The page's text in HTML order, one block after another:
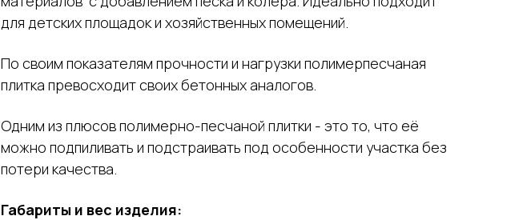
для детских площадок и хозяйственных помещений.
По своим показателям прочности и нагрузки полимерпесчаная
плитка превосходит своих бетонных аналогов.
Одним из плюсов полимерно-песчаной плитки - это то, что её
можно подпиливать и подстраивать под особенности участка без
потери качества.
Габариты и вес изделия: